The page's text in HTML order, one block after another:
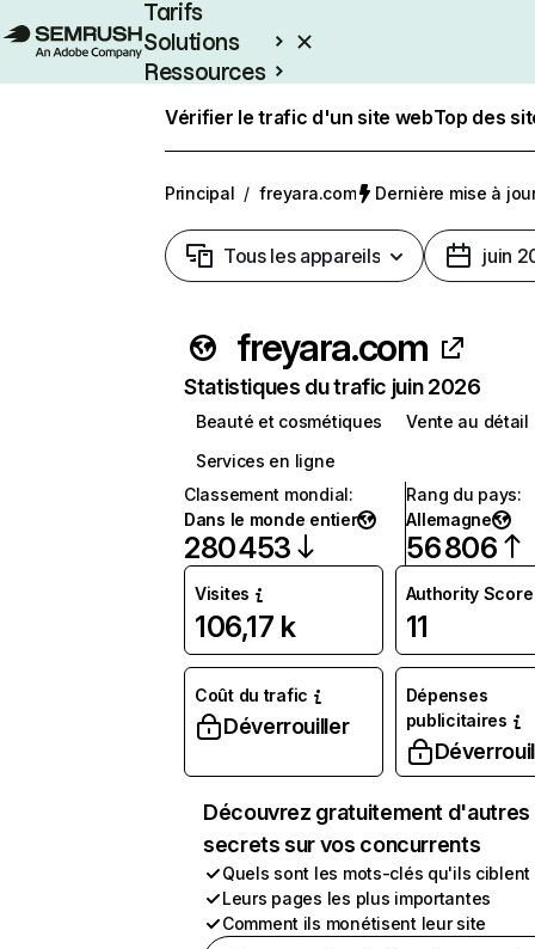
Tarifs
Solutions
Ressources
Vérifier le trafic d'un site webTop des
Principal / freyara.com Dernière mise à
Tous les appareils juin
freyara.com
Statistiques du trafic juin 2026
Beauté et cosmétiques
Vente au détail
Services en ligne
Classement mondial:
Dans le monde entier
280 453
Rang du pays:
Allemagne
56 806
Visites
106,17 k
Authority Score
11
Coût du trafic
Déverrouiller
Dépenses
publicitaires
Découvrez gratuitement d'autres
secrets sur vos concurrents
Quels sont les mots-clés qu'ils ciblent
Leurs pages les plus importantes
Comment ils monétisent leur site